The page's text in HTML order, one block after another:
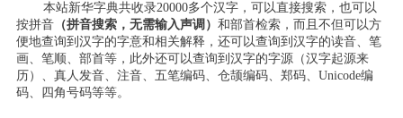
本站新华字典共收录20000多个汉字，可以直接搜索，也可以
按拼音（拼音搜索，无需输入声调） 和部首检索，而且不但可以方
便地查询到汉字的字意和相关解释，还可以查询到汉字的读音、笔
画、笔顺、部首等，此外还可以查询到汉字的字源（汉字起源来
历）、真人发音、注音、五笔编码、仓颉编码、郑码、Unicode编
码、四角号码等等。